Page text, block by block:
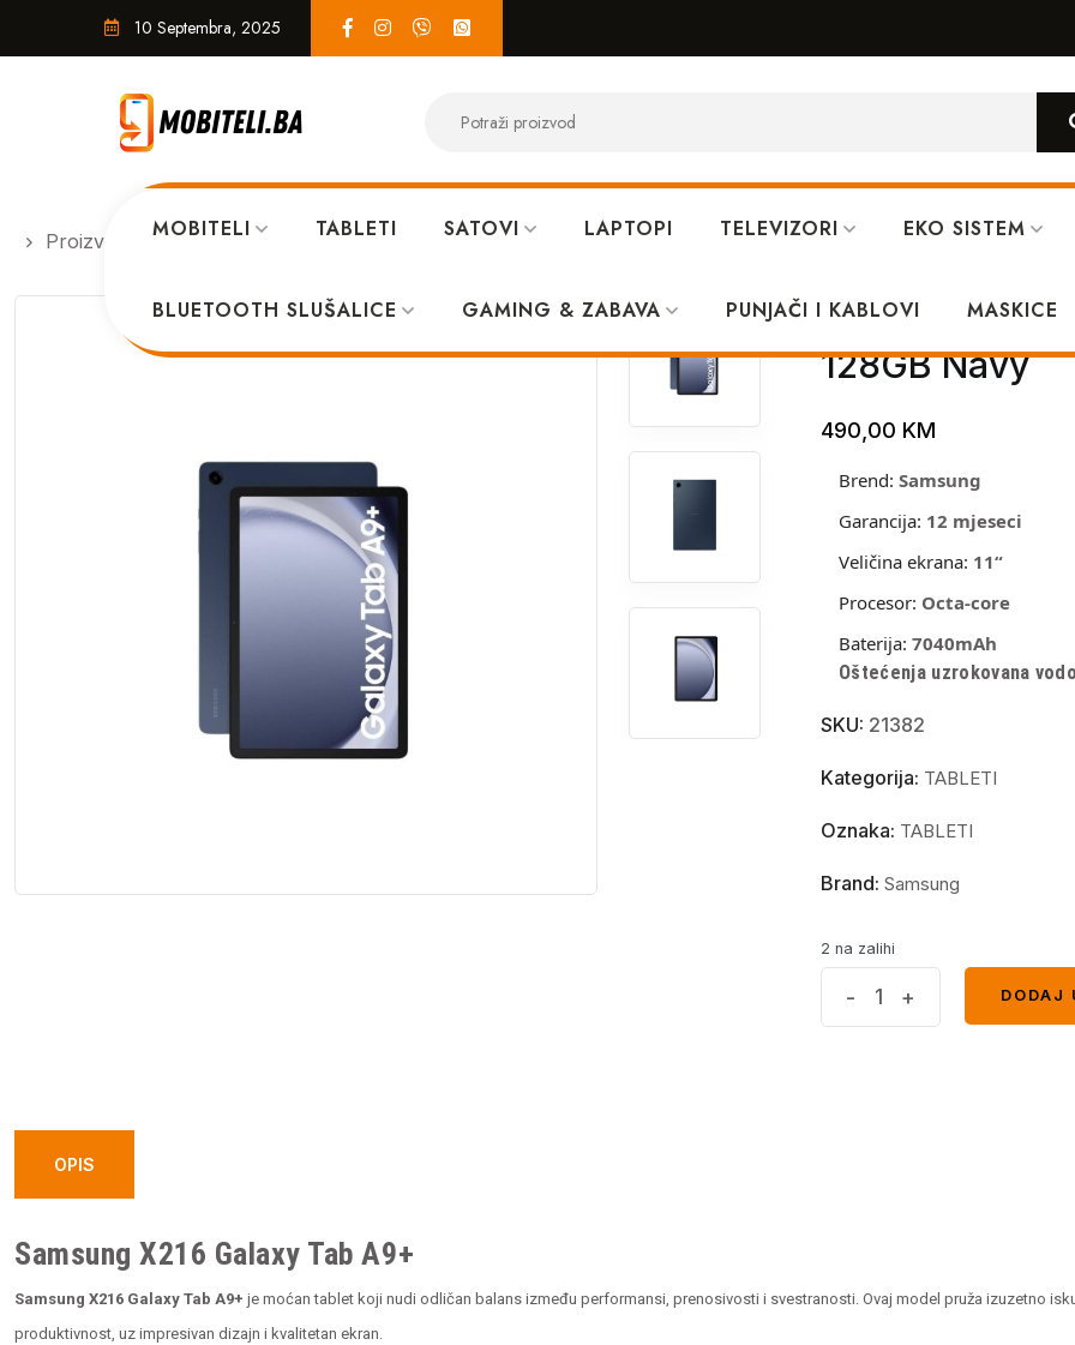
10 Septembra, 2025
MOBITELI TABLETI SATOVI LAPTOPI TELEVIZORI EKO SISTEM
BLUETOOTH SLUŠALICE GAMING & ZABAVA PUNJAČI I KABLOVI MASKICE
Proizvodi TABLETI Samsung X216 Galaxy Tab A9+ 11.0 LTE 8GB 128GB Navy
Samsung
128GB Navy
490,00 KM
Brend: Samsung
Garancija: 12 mjeseci
Veličina ekrana: 11“
Procesor: Octa-core
Baterija: 7040mAh
Oštećenja uzrokovana
SKU: 21382
Kategorija: TABLETI
Oznaka: TABLETI
Brand: Samsung
2 na zalihi
Navy
- +
DODAJ
OPIS
Samsung X216 Galaxy Tab A9+
Samsung X216 Galaxy Tab A9+ je moćan tablet koji nudi odličan balans između performansi, prenosivosti i svestranosti. Ovaj model pruža izuzetno
produktivnost, uz impresivan dizajn i kvalitetan ekran.